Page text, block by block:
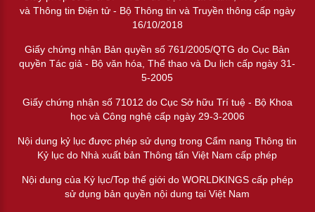
và Thông tin Điện tử - Bộ Thông tin và Truyền thông cấp ngày
16/10/2018
Giấy chứng nhận Bản quyền số 761/2005/QTG do Cục Bản
quyền Tác giả - Bộ văn hóa, Thể thao và Du lịch cấp ngày 31-
5-2005
Giấy chứng nhận số 71012 do Cục Sở hữu Trí tuệ - Bộ Khoa
học và Công nghệ cấp ngày 29-3-2006
Nội dung kỷ lục được phép sử dụng trong Cẩm nang Thông tin
Kỷ lục do Nhà xuất bản Thông tấn Việt Nam cấp phép
Nội dung của Kỷ lục/Top thế giới do WORLDKINGS cấp phép
sử dụng bản quyền nội dung tại Việt Nam